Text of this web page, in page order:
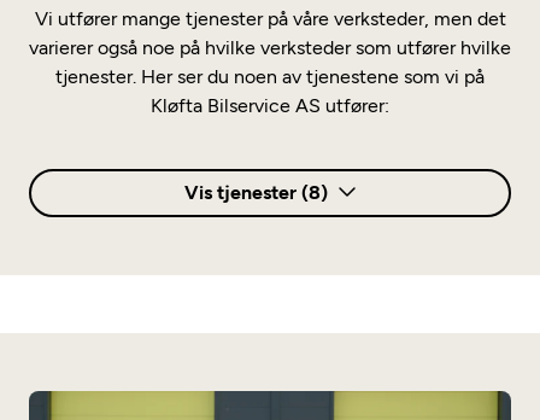
Vi utfører mange tjenester på våre verksteder, men det
varierer også noe på hvilke verksteder som utfører hvilke
tjenester. Her ser du noen av tjenestene som vi på
Kløfta Bilservice AS utfører:
Vis tjenester (8)
Klimarens